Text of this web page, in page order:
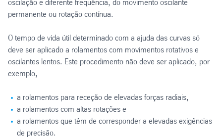
oscilação e diferente frequência, do movimento oscilante
permanente ou rotação contínua.
O tempo de vida útil determinado com a ajuda das curvas só
deve ser aplicado a rolamentos com movimentos rotativos e
oscilantes lentos. Este procedimento não deve ser aplicado, por
exemplo,
a rolamentos para receção de elevadas forças radiais,
a rolamentos com altas rotações e
a rolamentos que têm de corresponder a elevadas exigências
de precisão.